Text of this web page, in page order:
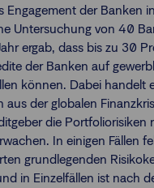
Engagement der Banken
Untersuchung von 40
ergab, dass bis zu 30
der Banken auf
können. Dabei handelt
aus der globalen
die Portfoliorisiken
In einigen Fällen
grundlegenden
in Einzelfällen ist nach